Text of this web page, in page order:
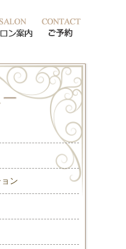
情報 サロン案内
ン